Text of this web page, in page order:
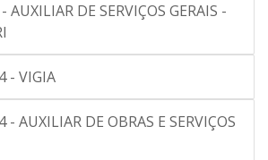
DE SERVIÇOS GERAIS -
- VIGIA
AUXILIAR DE OBRAS E SERVIÇOS